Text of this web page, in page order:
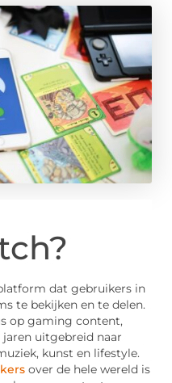
dat gebruikers in
te bekijken en te delen.
op gaming content,
uitgebreid naar
kunst en lifestyle.
over de hele wereld is